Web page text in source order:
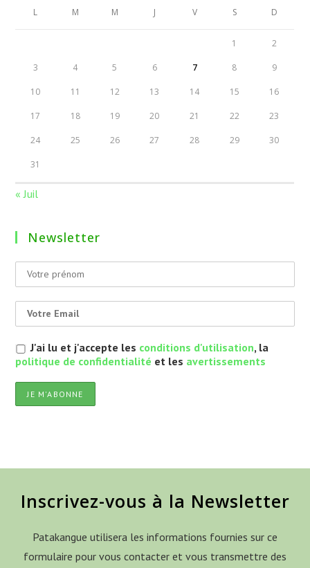
L M M J V S D
1 2
3 4 5 6 7 8 9
10 11 12 13 14 15 16
17 18 19 20 21 22 23
24 25 26 27 28 29 30
31
« Juil
Newsletter
J'ai lu et j'accepte les conditions d'utilisation, la
politique de confidentialité et les avertissements
Inscrivez-vous à la Newsletter
Patakangue utilisera les informations fournies sur ce
formulaire pour vous contacter et vous transmettre des